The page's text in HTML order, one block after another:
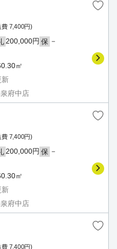
費 7,400円)
200,000円 保 －
㎡
新
府中店
費 7,400円)
200,000円 保 －
㎡
新
府中店
費 7,400円)